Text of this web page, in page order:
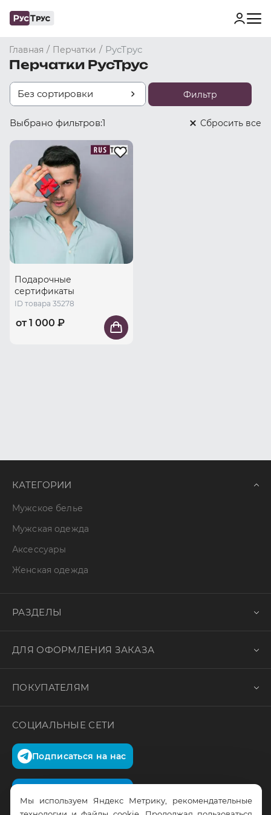
Главная / Перчатки / РусТрус
Перчатки РусТрус
Без сортировки Фильтр
Выбрано фильтров:1 Cбросить все
Подарочные
сертификаты
ID товара 35278
от 1 000 ₽
КАТЕГОРИИ
Мужское белье
Мужская одежда
Аксессуары
Женская одежда
РАЗДЕЛЫ
ДЛЯ ОФОРМЛЕНИЯ ЗАКАЗА
ПОКУПАТЕЛЯМ
СОЦИАЛЬНЫЕ СЕТИ
Подписаться на нас
Мы используем Яндекс Метрику, рекомендательные